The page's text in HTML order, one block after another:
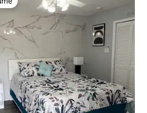
на гостите